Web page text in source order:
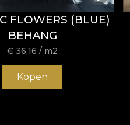
FLOWERS (BLUE)
BEHANG
€36,16 / m2
Kopen